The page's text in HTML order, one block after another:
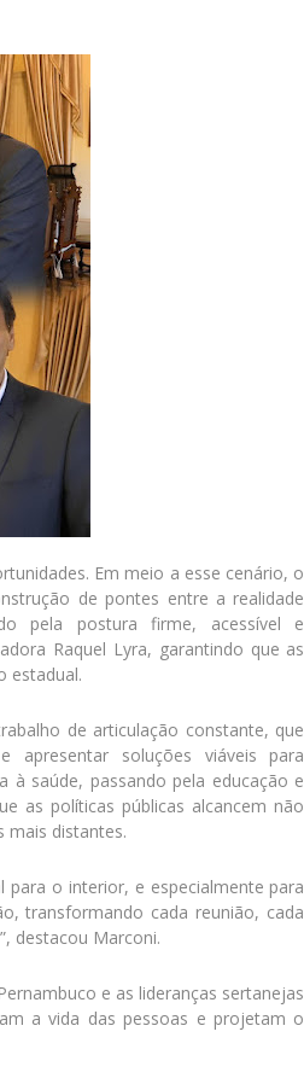
Em meio a esse cenário, o
de pontes entre a realidade
pela postura firme, acessível e
Raquel Lyra, garantindo que as
estadual.
de articulação constante, que
apresentar soluções viáveis para
saúde, passando pela educação e
as políticas públicas alcancem não
mais distantes.
para o interior, e especialmente para
transformando cada reunião, cada
destacou Marconi.
e as lideranças sertanejas
a vida das pessoas e projetam o